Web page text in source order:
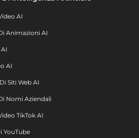
AI
Animazioni AI
AI
Siti Web AI
Nomi Aziendali
TikTok AI
YouTube